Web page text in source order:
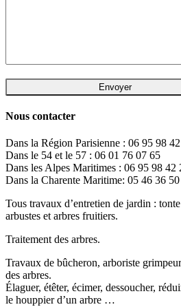
Nous contacter
Dans la Région Parisienne : 06 95 98
Dans le 54 et le 57 : 06 01 76 07 65
Dans les Alpes Maritimes : 06 95 98 42
Dans la Charente Maritime: 05 46 36
Tous travaux d’entretien de jardin :
arbustes et arbres fruitiers.
Traitement des arbres.
Travaux de bûcheron, arboriste
des arbres.
Élaguer, étêter, écimer, dessoucher,
le houppier d’un arbre …